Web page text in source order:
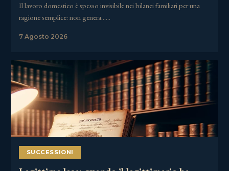
Il lavoro domestico è spesso invisibile nei bilanci familiari per una
ragione semplice: non genera……
7 Agosto 2026
SUCCESSIONI